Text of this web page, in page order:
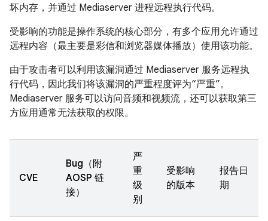
坏内存，并通过 Mediaserver 进程远程执行代码。
受影响的功能是操作系统的核心部分，有多个应用允许通过
远程内容（最主要是彩信和浏览器媒体播放）使用该功能。
由于攻击者可以利用该漏洞通过 Mediaserver 服务远程执
行代码，因此我们将该漏洞的严重程度评为“严重”。
Mediaserver 服务可以访问音频和视频流，还可以获取第三
方应用通常无法获取的权限。
CVE
Bug（附
AOSP 链
接）
严
重
级
别
受影响
的版本
报告日
期